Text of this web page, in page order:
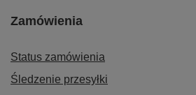
Zamówienia
Status zamówienia
Śledzenie przesyłki